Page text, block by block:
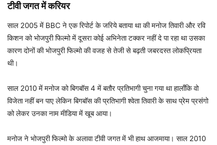
टीवी जगत में करियर
साल 2005 में BBC ने एक रिपोर्ट के जरिये बताया था की मनोज तिवारी और रवि
किशन को भोजपुरी फिल्मो में दूसरा कोई अभिनेता टक्कर नहीं दे पा रहा था उसका
कारण दोनों की भोजपुरी फिल्मो की वजह से तेजी से बढ़ती जबरदस्त लोकप्रियता
थी।
साल 2010 में मनोज को बिगबॉस 4 में बतौर प्रतिभागी चुना गया था हालाँकि वो
विजेता नहीं बन पाए लेकिन बिगबॉस की प्रतिभागी श्वेता तिवारी के साथ प्रेम प्रसंगो
को लेकर उनका नाम मीडिया में खूब आया।
मनोज ने भोजपुरी फिल्मो के अलावा टीवी जगत में भी हाथ आजमाया। साल 2010